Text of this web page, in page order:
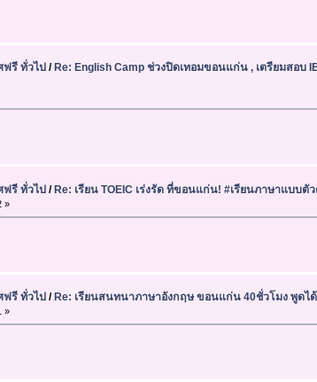
รี ทั่วไป / Re: English Camp ช่วงปิดเทอมขอนแก่น , เตรียมสอบ
ฟรี ทั่วไป /Re: เรียน TOEIC เร่งรัด ที่ขอนแก่น! #เรียนภาษาแบบ
»
รี ทั่วไป / Re: เรียนสนทนาภาษาอังกฤษ ขอนแก่น 40ชั่วโมง พูดไ
»